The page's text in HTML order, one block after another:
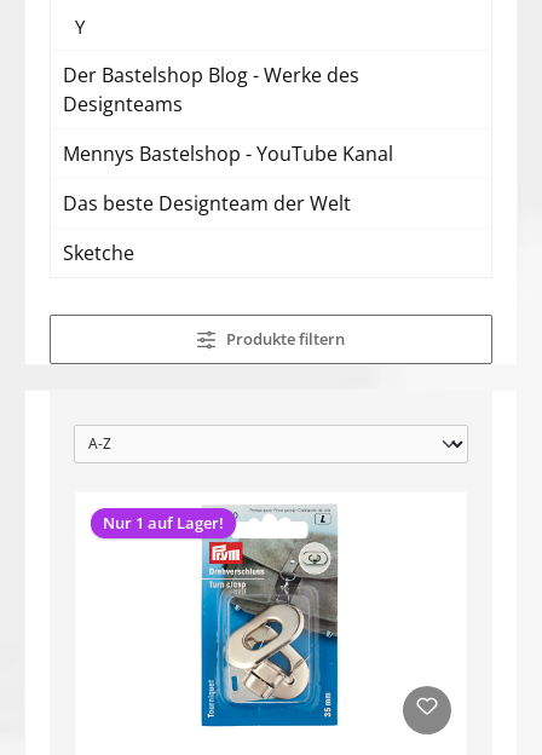
Y
Der Bastelshop Blog - Werke des
Designteams
Mennys Bastelshop - YouTube Kanal
Das beste Designteam der Welt
Sketche
Produkte filtern
Nur 1 auf Lager!